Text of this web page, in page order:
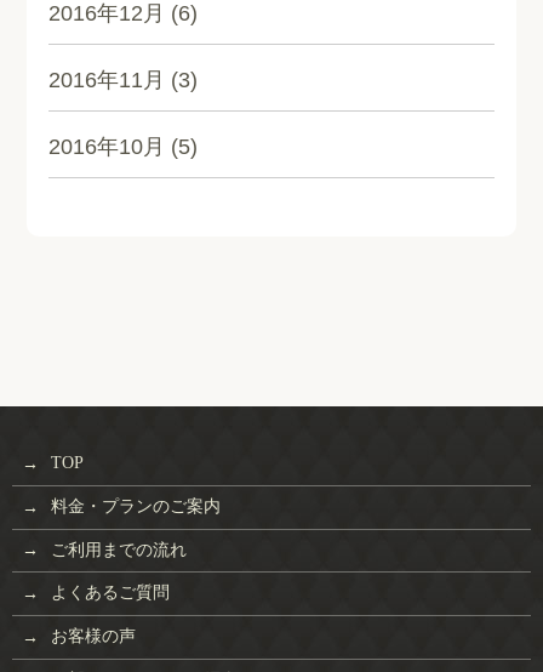
2016年12月 (6)
2016年11月 (3)
2016年10月 (5)
TOP
料金・プランのご案内
ご利用までの流れ
よくあるご質問
お客様の声